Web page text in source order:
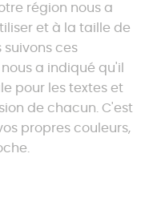
région nous a
et à la taille de
suivons ces
a indiqué qu'il
pour les textes et
de chacun. C'est
propres couleurs,